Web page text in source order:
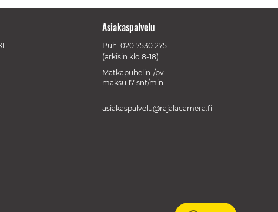
Asiakaspalvelu
Puh. 020 7530 275
(arkisin klo 8-18)
Matkapuhelin-/pv-
maksu 17 snt/min.
asiakaspalvelu@rajalacamera.fi